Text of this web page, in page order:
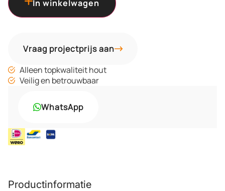
In winkelwagen
Vraag projectprijs aan
Alleen topkwaliteit hout
Veilig en betrouwbaar
WhatsApp
Productinformatie